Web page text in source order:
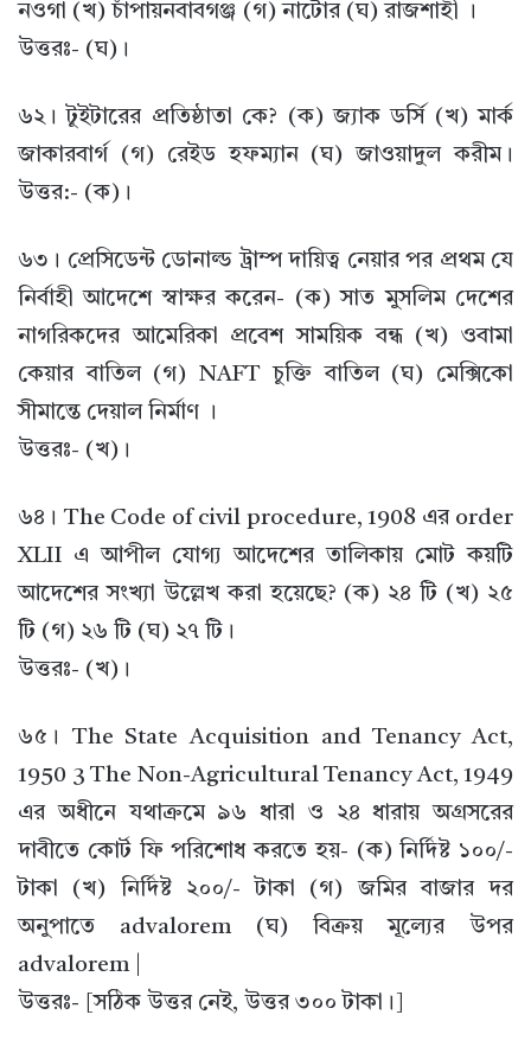
নওগা (খ) চাঁপায়নবাবগঞ্জ (গ) নাটোর (ঘ) রাজশাহী ।
উত্তরঃ- (ঘ)।
৬২। টুইটারের প্রতিষ্ঠাতা কে? (ক) জ্যাক ডর্সি (খ) মার্ক
জাকারবার্গ (গ) রেইড হফম্যান (ঘ) জাওয়াদুল করীম।
উত্তর:- (ক)।
৬৩। প্রেসিডেন্ট ডোনাল্ড ট্রাম্প দায়িত্ব নেয়ার পর প্রথম যে
নির্বাহী আদেশে স্বাক্ষর করেন- (ক) সাত মুসলিম দেশের
নাগরিকদের আমেরিকা প্রবেশ সাময়িক বন্ধ (খ) ওবামা
কেয়ার বাতিল (গ) NAFT চুক্তি বাতিল (ঘ) মেক্সিকো
সীমান্তে দেয়াল নির্মাণ ।
উত্তরঃ- (খ)।
৬৪। The Code of civil procedure, 1908 এর order
XLII এ আপীল যোগ্য আদেশের তালিকায় মোট কয়টি
আদেশের সংখ্যা উল্লেখ করা হয়েছে? (ক) ২৪ টি (খ) ২৫
টি (গ) ২৬ টি (ঘ) ২৭ টি।
উত্তরঃ- (খ)।
৬৫। The State Acquisition and Tenancy Act,
1950 3 The Non-Agricultural Tenancy Act, 1949
এর অধীনে যথাক্রমে ৯৬ ধারা ও ২৪ ধারায় অগ্রসরের
দাবীতে কোর্ট ফি পরিশোধ করতে হয়- (ক) নির্দিষ্ট ১০০/-
টাকা (খ) নির্দিষ্ট ২০০/- টাকা (গ) জমির বাজার দর
অনুপাতে advalorem (ঘ) বিক্রয় মূল্যের উপর
advalorem |
উত্তরঃ- [সঠিক উত্তর নেই, উত্তর ৩০০ টাকা।]